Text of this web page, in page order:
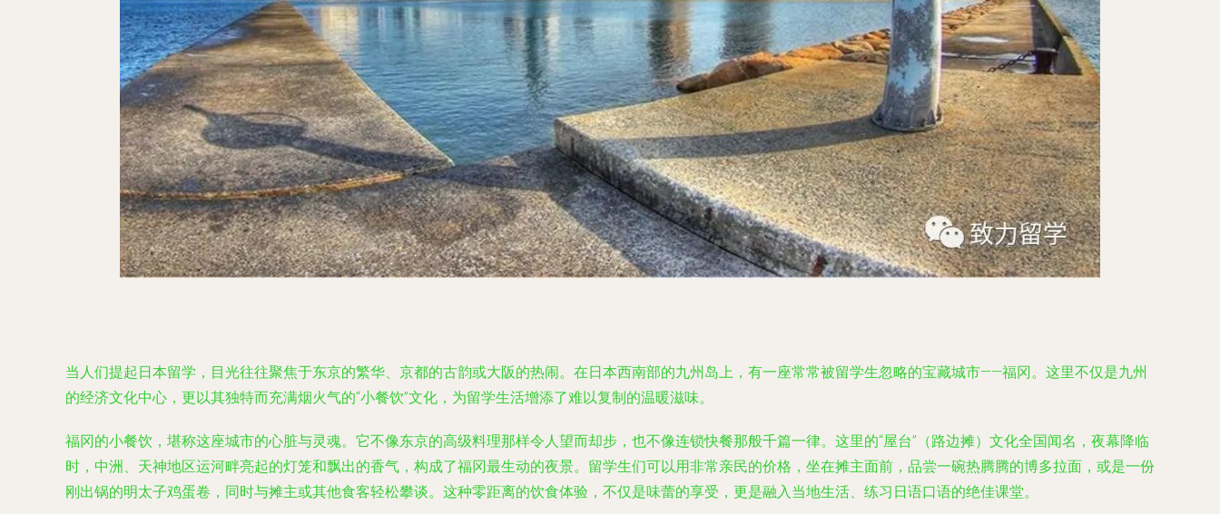
当人们提起日本留学，目光往往聚焦于东京的繁华、京都的古韵或大阪的热闹。在日本西南部的九州岛上，有一座常常被留学生忽略的宝藏城市——福冈。这里不仅是九州
的经济文化中心，更以其独特而充满烟火气的“小餐饮”文化，为留学生活增添了难以复制的温暖滋味。
福冈的小餐饮，堪称这座城市的心脏与灵魂。它不像东京的高级料理那样令人望而却步，也不像连锁快餐那般千篇一律。这里的“屋台”（路边摊）文化全国闻名，夜幕降临
时，中洲、天神地区运河畔亮起的灯笼和飘出的香气，构成了福冈最生动的夜景。留学生们可以用非常亲民的价格，坐在摊主面前，品尝一碗热腾腾的博多拉面，或是一份
刚出锅的明太子鸡蛋卷，同时与摊主或其他食客轻松攀谈。这种零距离的饮食体验，不仅是味蕾的享受，更是融入当地生活、练习日语口语的绝佳课堂。